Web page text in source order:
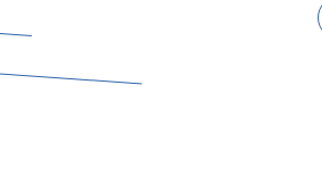
После переустановки драйверов на